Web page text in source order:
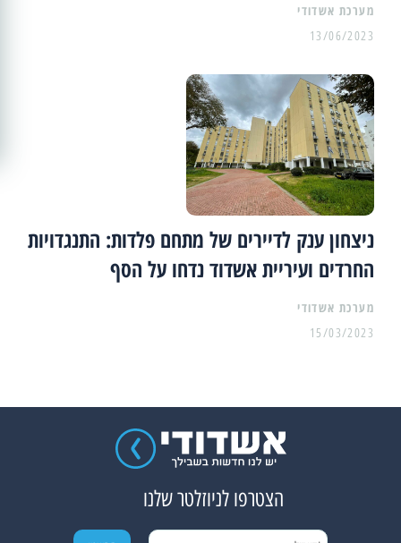
מערכת אשדודי
13/06/2023
ניצחון ענק לדיירים של מתחם פלדות: התנגדויות
החרדים ועיריית אשדוד נדחו על הסף
מערכת אשדודי
15/03/2023
הצטרפו לניוזלטר שלנו